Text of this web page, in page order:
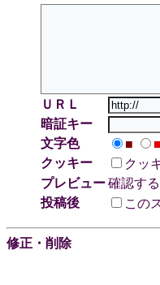
ＵＲＬ
暗証キー
文字色
■ ■
クッキー
クッ
プレビュー確認する
投稿後
この
修正・削除